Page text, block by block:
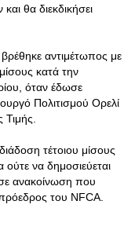
θα διεκδικήσει
αντιμέτωπος με
κατά την
όταν έδωσε
Πολιτισμού Ορελί
τέτοιου μίσους
να δημοσιεύεται
ανακοίνωση που
του NFCA.